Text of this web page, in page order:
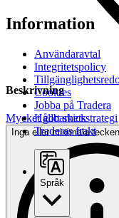
Beskrivning
Mycket gott skick
Inga eller minimala
Information
Användaravtal
Integritetspolicy
Cookies
Jobba på Tradera
Hållbarhetsstrategi
Traderas frakt
Språk